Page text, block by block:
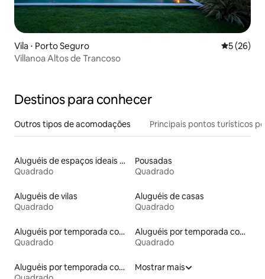
Vila ⋅ Porto Seguro 5 de uma
5 (26)
Villanoa Altos de Trancoso
Destinos para conhecer
Outros tipos de acomodações Principais pontos turísticos
Aluguéis de espaços ideais para famílias
Quadrado
Pousadas
Quadrado
Aluguéis de vilas
Quadrado
Aluguéis de casas
Quadrado
Aluguéis por temporada com acesso ao lago
Quadrado
Aluguéis por temporada com café da manhã
Quadrado
Aluguéis por temporada com acesso à praia
Mostrar mais